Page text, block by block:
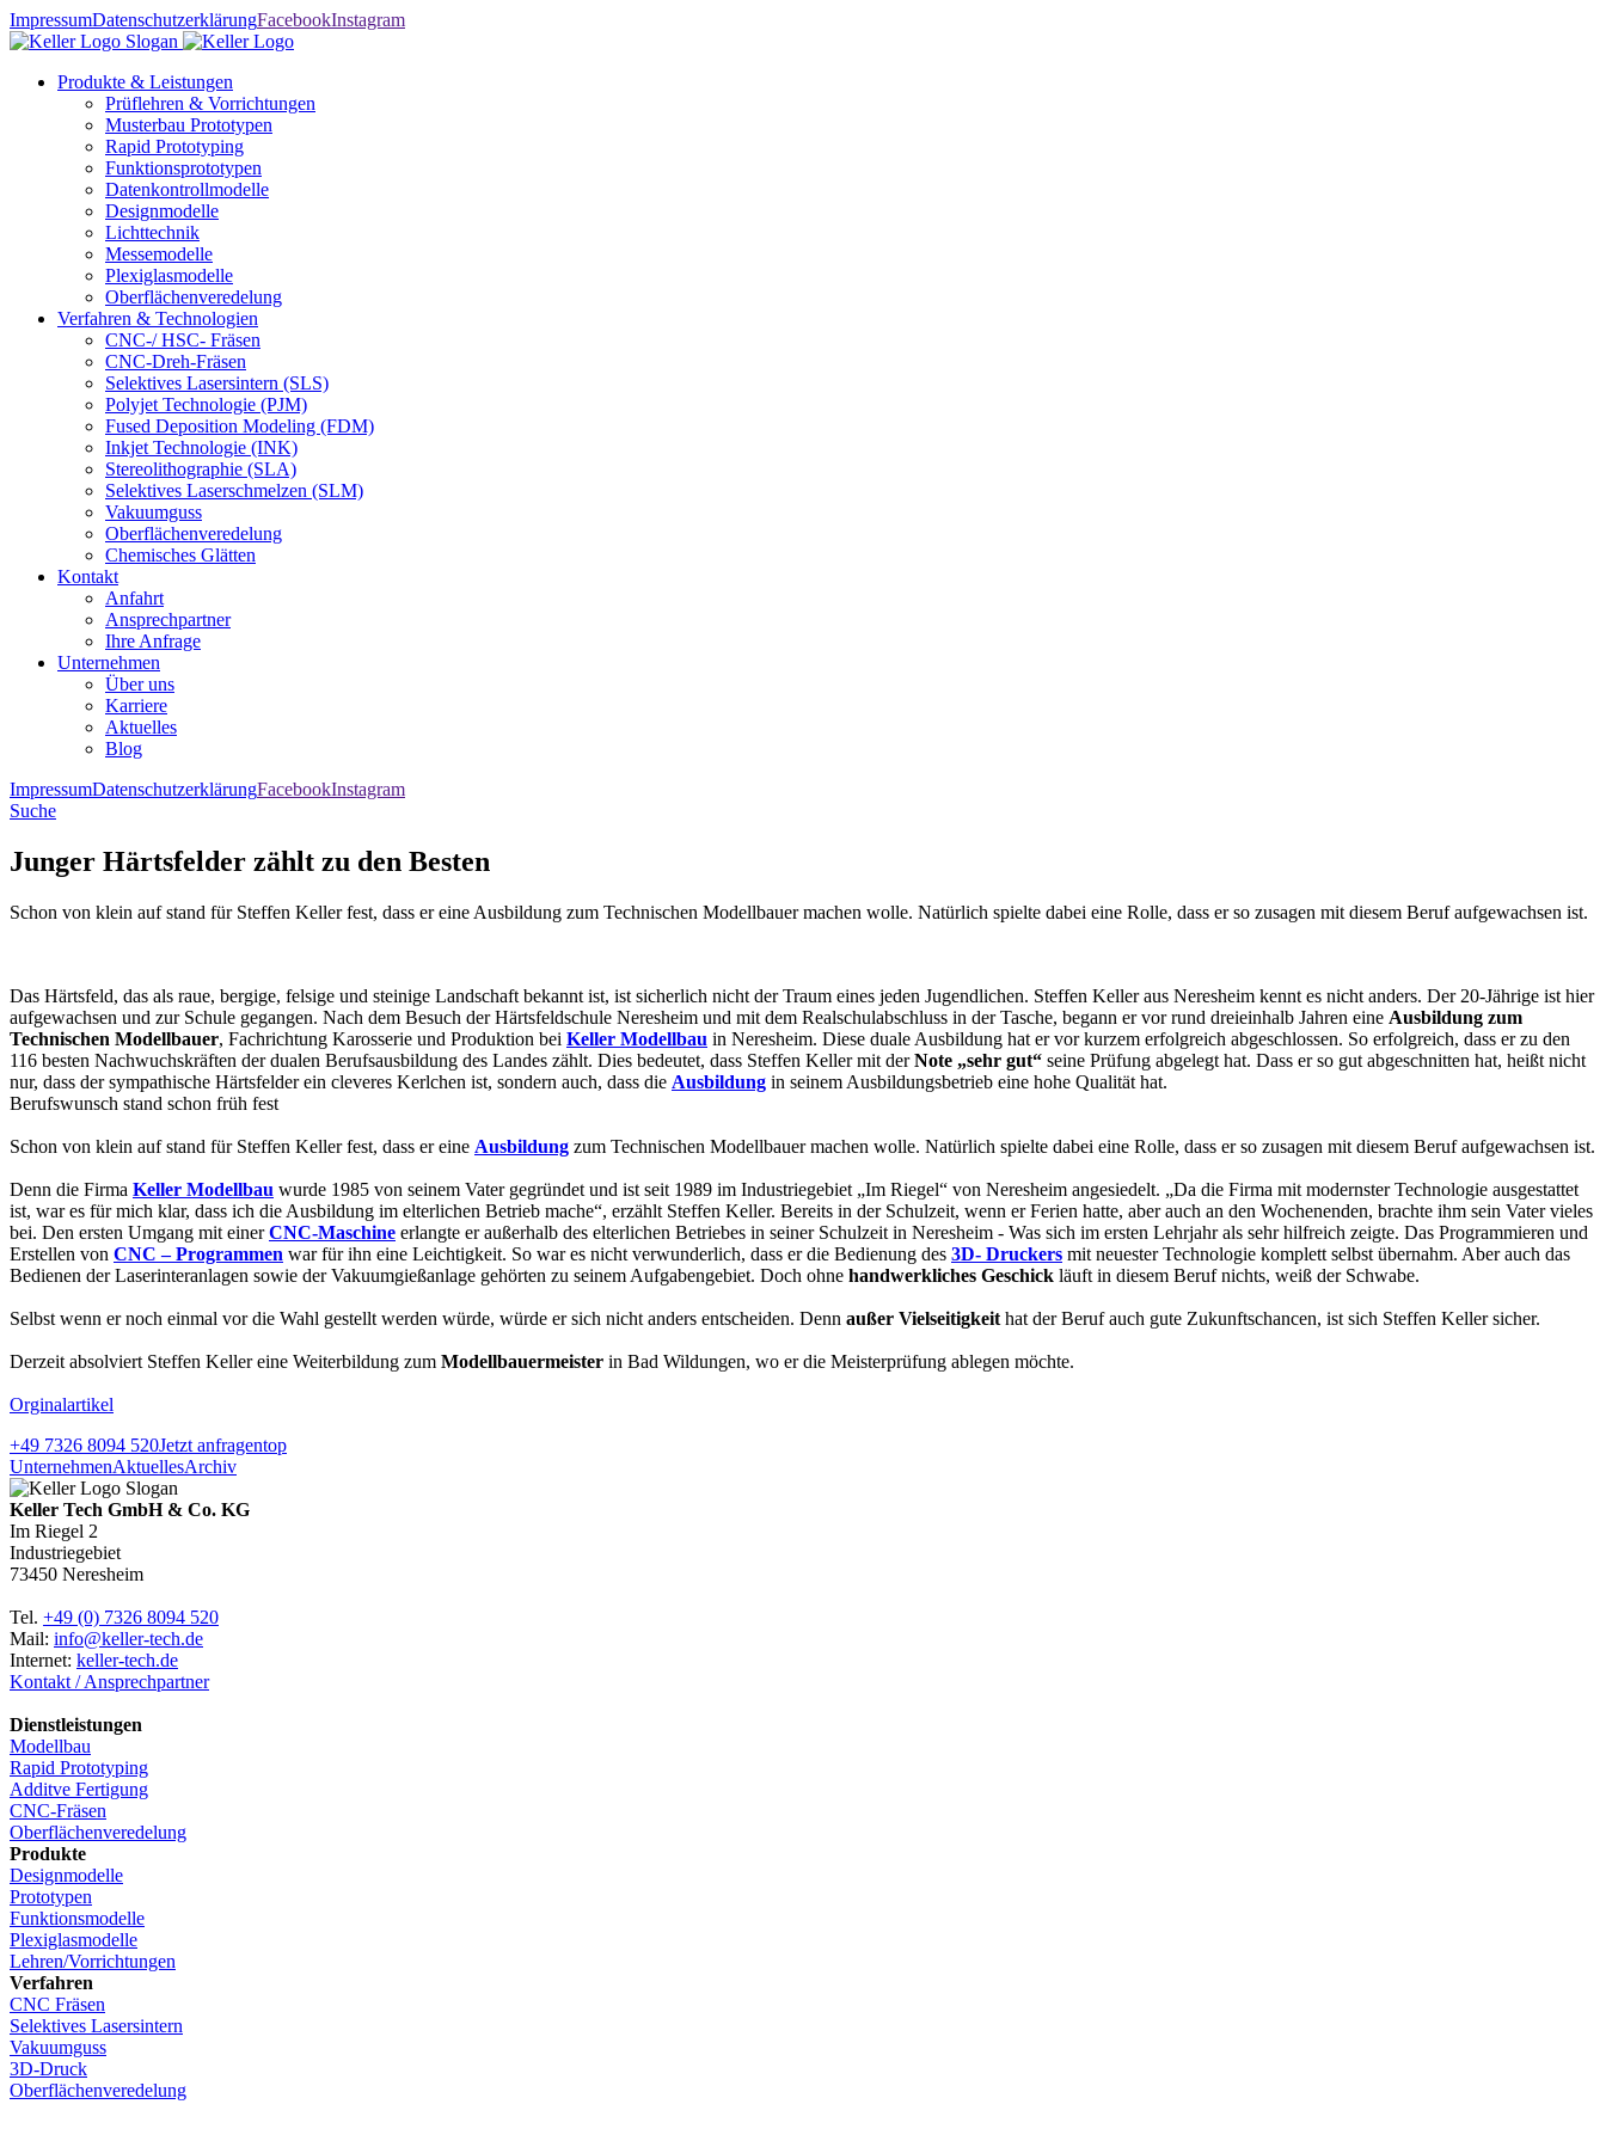
ImpressumDatenschutzerklärungFacebookInstagram
Produkte & Leistungen
Prüflehren & Vorrichtungen
Musterbau Prototypen
Rapid Prototyping
Funktionsprototypen
Datenkontrollmodelle
Designmodelle
Lichttechnik
Messemodelle
Plexiglasmodelle
Oberflächenveredelung
Verfahren & Technologien
CNC-/ HSC- Fräsen
CNC-Dreh-Fräsen
Selektives Lasersintern (SLS)
Polyjet Technologie (PJM)
Fused Deposition Modeling (FDM)
Inkjet Technologie (INK)
Stereolithographie (SLA)
Selektives Laserschmelzen (SLM)
Vakuumguss
Oberflächenveredelung
Chemisches Glätten
Kontakt
Anfahrt
Ansprechpartner
Ihre Anfrage
Unternehmen
Über uns
Karriere
Aktuelles
Blog
ImpressumDatenschutzerklärungFacebookInstagram
Suche
Junger Härtsfelder zählt zu den Besten
Schon von klein auf stand für Steffen Keller fest, dass er eine Ausbildung zum Technischen Modellbauer machen wolle. Natürlich spielte dabei eine Rolle, dass er so zusagen mit diesem Beruf aufgewachsen ist.
Das Härtsfeld, das als raue, bergige, felsige und steinige Landschaft bekannt ist, ist sicherlich nicht der Traum eines jeden Jugendlichen. Steffen Keller aus Neresheim kennt es nicht anders. Der 20-Jährige ist hier
aufgewachsen und zur Schule gegangen. Nach dem Besuch der Härtsfeldschule Neresheim und mit dem Realschulabschluss in der Tasche, begann er vor rund dreieinhalb Jahren eine Ausbildung zum
Technischen Modellbauer, Fachrichtung Karosserie und Produktion bei Keller Modellbau in Neresheim. Diese duale Ausbildung hat er vor kurzem erfolgreich abgeschlossen. So erfolgreich, dass er zu den
116 besten Nachwuchskräften der dualen Berufsausbildung des Landes zählt. Dies bedeutet, dass Steffen Keller mit derNote „sehr gut“ seine Prüfung abgelegt hat. Dass er so gut abgeschnitten hat, heißt nicht
nur, dass der sympathische Härtsfelder ein cleveres Kerlchen ist, sondern auch, dass die Ausbildung in seinem Ausbildungsbetrieb eine hohe Qualität hat.
Berufswunsch stand schon früh fest
Schon von klein auf stand für Steffen Keller fest, dass er eine Ausbildung zum Technischen Modellbauer machen wolle. Natürlich spielte dabei eine Rolle, dass er so zusagen mit diesem Beruf aufgewachsen ist.
Denn die Firma Keller Modellbau wurde 1985 von seinem Vater gegründet und ist seit 1989 im Industriegebiet „Im Riegel“ von Neresheim angesiedelt. „Da die Firma mit modernster Technologie ausgestattet
ist, war es für mich klar, dass ich die Ausbildung im elterlichen Betrieb mache“, erzählt Steffen Keller. Bereits in der Schulzeit, wenn er Ferien hatte, aber auch an den Wochenenden, brachte ihm sein Vater vieles
bei. Den ersten Umgang mit einerCNC-Maschine erlangte er außerhalb des elterlichen Betriebes in seiner Schulzeit in Neresheim - Was sich im ersten Lehrjahr als sehr hilfreich zeigte. Das Programmieren und
Erstellen von CNC – Programmen war für ihn eine Leichtigkeit. So war es nicht verwunderlich, dass er die Bedienung des 3D- Druckers mit neuester Technologie komplett selbst übernahm. Aber auch das
Bedienen der Laserinteranlagen sowie der Vakuumgießanlage gehörten zu seinem Aufgabengebiet. Doch ohne handwerkliches Geschick läuft in diesem Beruf nichts, weiß der Schwabe.
Selbst wenn er noch einmal vor die Wahl gestellt werden würde, würde er sich nicht anders entscheiden. Denn außer Vielseitigkeit hat der Beruf auch gute Zukunftschancen, ist sich Steffen Keller sicher.
Derzeit absolviert Steffen Keller eine Weiterbildung zum Modellbauermeister in Bad Wildungen, wo er die Meisterprüfung ablegen möchte.
Orginalartikel
+49 7326 8094 520Jetzt anfragentop
UnternehmenAktuellesArchiv
Keller Tech GmbH & Co. KG
Im Riegel 2
Industriegebiet
73450 Neresheim
Tel. +49 (0) 7326 8094 520
Mail: info@keller-tech.de
Internet: keller-tech.de
Kontakt / Ansprechpartner
Dienstleistungen
Modellbau
Rapid Prototyping
Additve Fertigung
CNC-Fräsen
Oberflächenveredelung
Produkte
Designmodelle
Prototypen
Funktionsmodelle
Plexiglasmodelle
Lehren/Vorrichtungen
Verfahren
CNC Fräsen
Selektives Lasersintern
Vakuumguss
3D-Druck
Oberflächenveredelung